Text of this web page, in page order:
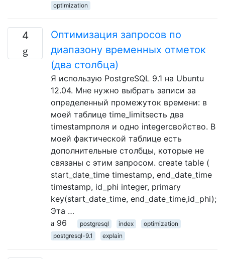
optimization
4
Оптимизация запросов по
диапазону временных отметок
(два столбца)
Я использую PostgreSQL 9.1 на Ubuntu
12.04. Мне нужно выбрать записи за
определенный промежуток времени: в
моей таблице time_limitsесть два
timestampполя и одно integerсвойство. В
моей фактической таблице есть
дополнительные столбцы, которые не
связаны с этим запросом. create table (
start_date_time timestamp, end_date_time
timestamp, id_phi integer, primary
key(start_date_time, end_date_time,id_phi);
Эта …
96
postgresql index
optimization
postgresql-9.1
explain